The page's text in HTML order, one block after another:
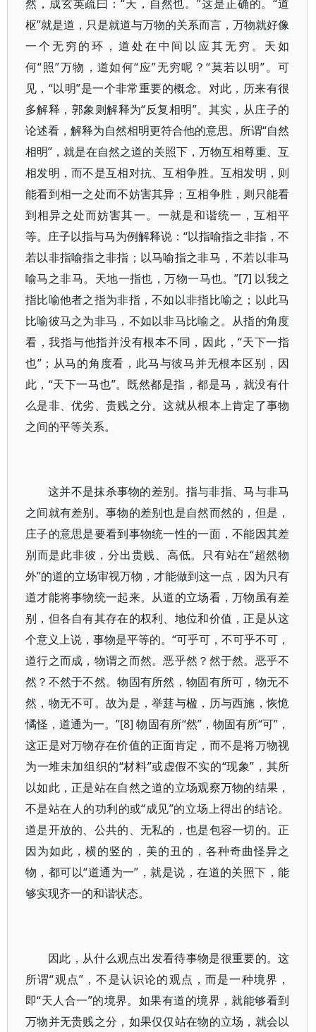
然，成玄英疏曰：“天，自然也。”这是正确的。“道
枢”就是道，只是就道与万物的关系而言，万物就好像
一个无穷的环，道处在中间以应其无穷。天如
何“照”万物，道如何“应”无穷呢？“莫若以明”。可
见，“以明”是一个非常重要的概念。对此，历来有很
多解释，郭象则解释为“反复相明”。其实，从庄子的
论述看，解释为自然相明更符合他的意思。所谓“自然
相明”，就是在自然之道的关照下，万物互相尊重、互
相发明，而不是互相对抗、互相争胜。互相发明，则
能看到相一之处而不妨害其异；互相争胜，则只能看
到相异之处而妨害其一。一就是和谐统一，互相平
等。庄子以指与马为例解释说：“以指喻指之非指，不
若以非指喻指之非指；以马喻指之非马，不若以非马
喻马之非马。天地一指也，万物一马也。”[7] 以我之
指比喻他者之指为非指，不如以非指比喻之；以此马
比喻彼马之为非马，不如以非马比喻之。从指的角度
看，我指与他指并没有根本不同，因此，“天下一指
也”；从马的角度看，此马与彼马并无根本区别，因
此，“天下一马也”。既然都是指，都是马，就没有什
么是非、优劣、贵贱之分。这就从根本上肯定了事物
之间的平等关系。
这并不是抹杀事物的差别。指与非指、马与非马
之间就有差别。事物的差别也是自然而然的，但是，
庄子的意思是要看到事物统一性的一面，不能因其差
别而是此非彼，分出贵贱、高低。只有站在“超然物
外”的道的立场审视万物，才能做到这一点，因为只有
道才能将事物统一起来。从道的立场看，万物虽有差
别，但各自有其存在的权利、地位和价值，正是从这
个意义上说，事物是平等的。“可乎可，不可乎不可，
道行之而成，物谓之而然。恶乎然？然于然。恶乎不
然？不然于不然。物固有所然，物固有所可，物无不
然，物无不可。故为是，举莛与楹，历与西施，恢恑
憰怪，道通为一。”[8] 物固有所“然”，物固有所“可”，
这正是对万物存在价值的正面肯定，而不是将万物视
为一堆未加组织的“材料”或虚假不实的“现象”，其所
以如此，正是站在自然之道的立场观察万物的结果，
不是站在人的功利的或“成见”的立场上得出的结论。
道是开放的、公共的、无私的，也是包容一切的。正
因为如此，横的竖的，美的丑的，各种奇曲怪异之
物，都可以“道通为一”，就是说，在道的关照下，能
够实现齐一的和谐状态。
因此，从什么观点出发看待事物是很重要的。这
所谓“观点”，不是认识论的观点，而是一种境界，
即“天人合一”的境界。如果有道的境界，就能够看到
万物并无贵贱之分，如果仅仅站在物的立场，就会以